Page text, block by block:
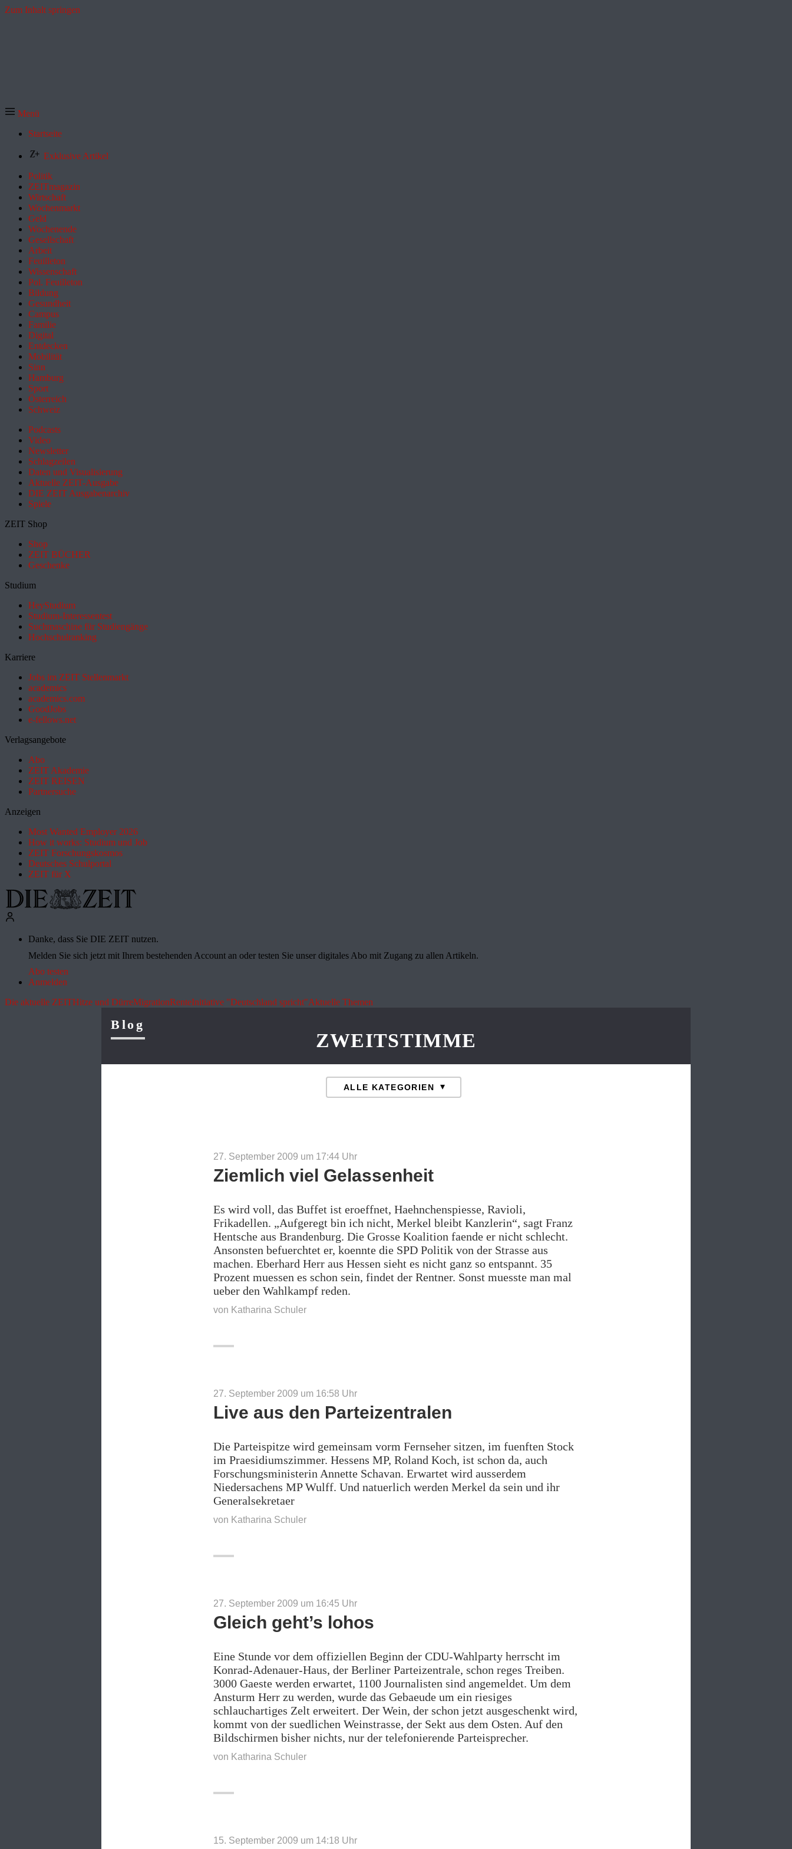
Zum Inhalt springen
Menü
Startseite
Exklusive Artikel
Politik
ZEITmagazin
Wirtschaft
Wochenmarkt
Geld
Wochenende
Gesellschaft
Arbeit
Feuilleton
Wissenschaft
Pol. Feuilleton
Bildung
Gesundheit
Campus
Familie
Digital
Entdecken
Mobilität
Sinn
Hamburg
Sport
Österreich
Schweiz
Podcasts
Video
Newsletter
Schlagzeilen
Daten und Visualisierung
Aktuelle ZEIT-Ausgabe
DIE ZEIT Ausgabenarchiv
Spiele
ZEIT Shop
Shop
ZEIT BÜCHER
Geschenke
Studium
HeyStudium
Studium-Interessentest
Suchmaschine für Studiengänge
Hochschulranking
Karriere
Jobs im ZEIT Stellenmarkt
academics
academics.com
GoodJobs
e-fellows.net
Verlagsangebote
Abo
ZEIT Akademie
ZEIT REISEN
Partnersuche
Anzeigen
Most Wanted Employer 2026
How it works: Studium und Job
ZEIT Forschungskosmos
Deutsches Schulportal
ZEIT für X
Danke, dass Sie DIE ZEIT nutzen.
Melden Sie sich jetzt mit Ihrem bestehenden Account an oder testen Sie unser digitales Abo mit Zugang zu allen Artikeln.
Abo testen
Anmelden
Die aktuelle ZEITHitze und DürreMigrationRenteInitiative "Deutschland spricht"Aktuelle Themen
Blog
ZWEITSTIMME
27. September 2009 um 17:44 Uhr
Ziemlich viel Gelassenheit
Es wird voll, das Buffet ist eroeffnet, Haehnchenspiesse, Ravioli,
Frikadellen. „Aufgeregt bin ich nicht, Merkel bleibt Kanzlerin“, sagt Franz
Hentsche aus Brandenburg. Die Grosse Koalition faende er nicht schlecht.
Ansonsten befuerchtet er, koennte die SPD Politik von der Strasse aus
machen. Eberhard Herr aus Hessen sieht es nicht ganz so entspannt. 35
Prozent muessen es schon sein, findet der Rentner. Sonst muesste man mal
ueber den Wahlkampf reden.
von Katharina Schuler
27. September 2009 um 16:58 Uhr
Live aus den Parteizentralen
Die Parteispitze wird gemeinsam vorm Fernseher sitzen, im fuenften Stock
im Praesidiumszimmer. Hessens MP, Roland Koch, ist schon da, auch
Forschungsministerin Annette Schavan. Erwartet wird ausserdem
Niedersachens MP Wulff. Und natuerlich werden Merkel da sein und ihr
Generalsekretaer
von Katharina Schuler
27. September 2009 um 16:45 Uhr
Gleich geht’s lohos
Eine Stunde vor dem offiziellen Beginn der CDU-Wahlparty herrscht im
Konrad-Adenauer-Haus, der Berliner Parteizentrale, schon reges Treiben.
3000 Gaeste werden erwartet, 1100 Journalisten sind angemeldet. Um dem
Ansturm Herr zu werden, wurde das Gebaeude um ein riesiges
schlauchartiges Zelt erweitert. Der Wein, der schon jetzt ausgeschenkt wird,
kommt von der suedlichen Weinstrasse, der Sekt aus dem Osten. Auf den
Bildschirmen bisher nichts, nur der telefonierende Parteisprecher.
von Katharina Schuler
15. September 2009 um 14:18 Uhr